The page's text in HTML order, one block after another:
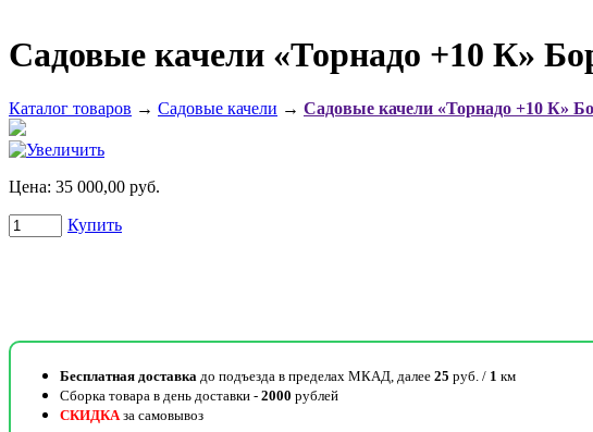
Садовые качели «Торнадо +10 К»
Каталог товаров → Садовые качели → Садовые качели «Торнадо +10 К»
Цена: 35 000,00 руб.
Купить
Бесплатная доставка до подъезда в пределах МКАД, далее 25 руб. / 1 км
Сборка товара в день доставки - 2000 рублей
СКИДКА за самовывоз